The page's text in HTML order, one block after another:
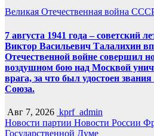
Великая Отечественная война
7 августа 1941 года – советский
Виктор Васильевич Талалихин
Отечественной войне совершил
воздушном бою над Москвой
врага, за что был удостоен
Союза.
Авг 7, 2026 kprf_admin
Новости партии Новости России
Государственной Думе